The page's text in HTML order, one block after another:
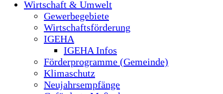
Wirtschaft & Umwelt
Gewerbegebiete
Wirtschaftsförderung
IGEHA
IGEHA Infos
Förderprogramme (Gemeinde)
Klimaschutz
Neujahrsempfänge